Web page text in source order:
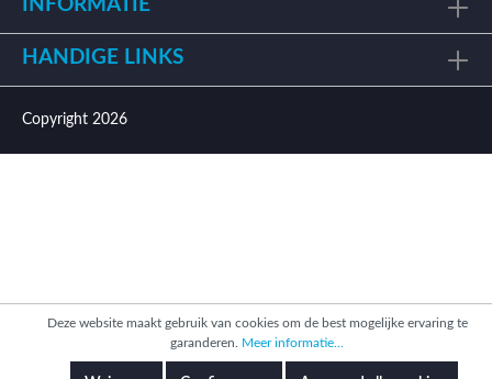
INFORMATIE
HANDIGE LINKS
Copyright 2026
Deze website maakt gebruik van cookies om de best mogelijke ervaring te
garanderen. Meer informatie...